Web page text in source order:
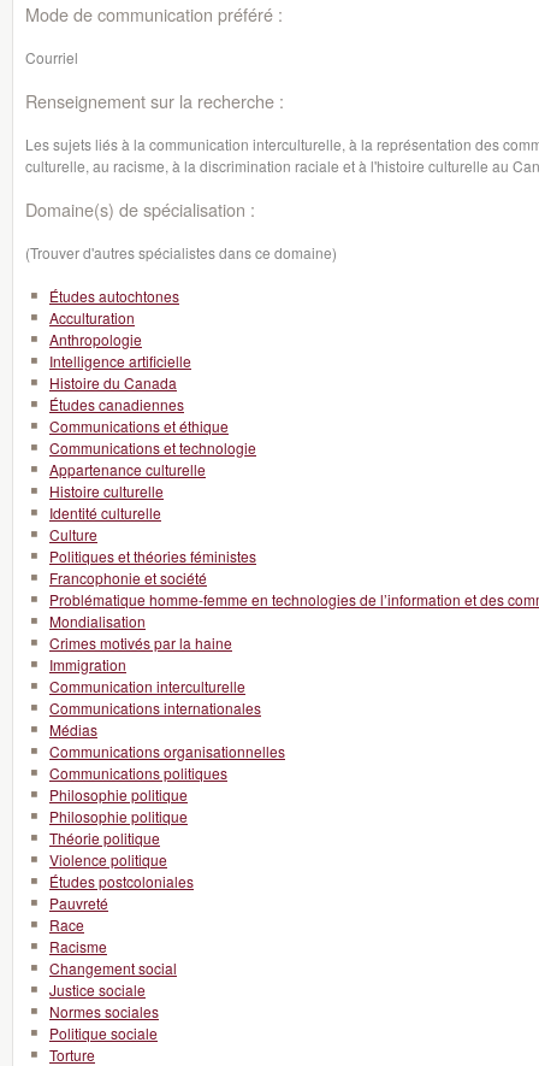
Mode de communication préféré :
Courriel
Renseignement sur la recherche :
Les sujets liés à la communication interculturelle, à la représentation des
culturelle, au racisme, à la discrimination raciale et à l'histoire culturelle au
Domaine(s) de spécialisation :
(Trouver d'autres spécialistes dans ce domaine)
Études autochtones
Acculturation
Anthropologie
Intelligence artificielle
Histoire du Canada
Études canadiennes
Communications et éthique
Communications et technologie
Appartenance culturelle
Histoire culturelle
Identité culturelle
Culture
Politiques et théories féministes
Francophonie et société
Problématique homme-femme en technologies de l’information et des
Mondialisation
Crimes motivés par la haine
Immigration
Communication interculturelle
Communications internationales
Médias
Communications organisationnelles
Communications politiques
Philosophie politique
Philosophie politique
Théorie politique
Violence politique
Études postcoloniales
Pauvreté
Race
Racisme
Changement social
Justice sociale
Normes sociales
Politique sociale
Torture